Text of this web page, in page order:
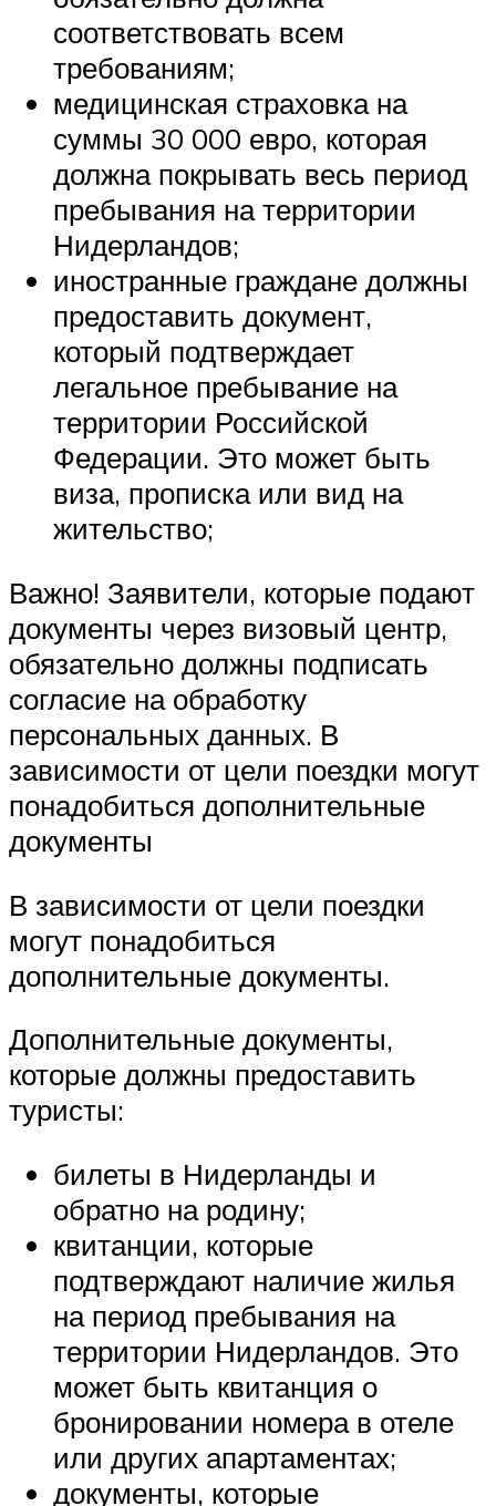
соответствовать всем
требованиям;
медицинская страховка на
суммы 30 000 евро, которая
должна покрывать весь период
пребывания на территории
Нидерландов;
иностранные граждане должны
предоставить документ,
который подтверждает
легальное пребывание на
территории Российской
Федерации. Это может быть
виза, прописка или вид на
жительство;
Важно! Заявители, которые подают
документы через визовый центр,
обязательно должны подписать
согласие на обработку
персональных данных. В
зависимости от цели поездки могут
понадобиться дополнительные
документы
В зависимости от цели поездки
могут понадобиться
дополнительные документы.
Дополнительные документы,
которые должны предоставить
туристы:
билеты в Нидерланды и
обратно на родину;
квитанции, которые
подтверждают наличие жилья
на период пребывания на
территории Нидерландов. Это
может быть квитанция о
бронировании номера в отеле
или других апартаментах;
документы, которые